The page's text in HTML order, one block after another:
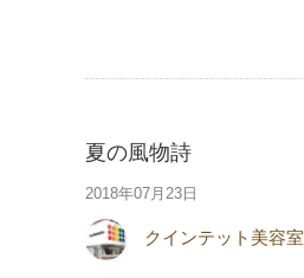
夏の風物詩
2018年07月23日
クインテット美容室